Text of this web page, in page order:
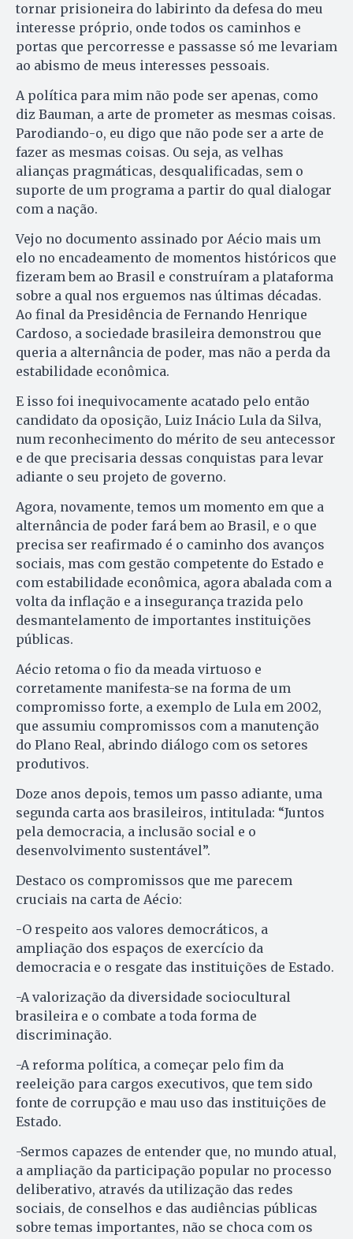
tornar prisioneira do labirinto da defesa do meu
interesse próprio, onde todos os caminhos e
portas que percorresse e passasse só me levariam
ao abismo de meus interesses pessoais.
A política para mim não pode ser apenas, como
diz Bauman, a arte de prometer as mesmas coisas.
Parodiando-o, eu digo que não pode ser a arte de
fazer as mesmas coisas. Ou seja, as velhas
alianças pragmáticas, desqualificadas, sem o
suporte de um programa a partir do qual dialogar
com a nação.
Vejo no documento assinado por Aécio mais um
elo no encadeamento de momentos históricos que
fizeram bem ao Brasil e construíram a plataforma
sobre a qual nos erguemos nas últimas décadas.
Ao final da Presidência de Fernando Henrique
Cardoso, a sociedade brasileira demonstrou que
queria a alternância de poder, mas não a perda da
estabilidade econômica.
E isso foi inequivocamente acatado pelo então
candidato da oposição, Luiz Inácio Lula da Silva,
num reconhecimento do mérito de seu antecessor
e de que precisaria dessas conquistas para levar
adiante o seu projeto de governo.
Agora, novamente, temos um momento em que a
alternância de poder fará bem ao Brasil, e o que
precisa ser reafirmado é o caminho dos avanços
sociais, mas com gestão competente do Estado e
com estabilidade econômica, agora abalada com a
volta da inflação e a insegurança trazida pelo
desmantelamento de importantes instituições
públicas.
Aécio retoma o fio da meada virtuoso e
corretamente manifesta-se na forma de um
compromisso forte, a exemplo de Lula em 2002,
que assumiu compromissos com a manutenção
do Plano Real, abrindo diálogo com os setores
produtivos.
Doze anos depois, temos um passo adiante, uma
segunda carta aos brasileiros, intitulada: “Juntos
pela democracia, a inclusão social e o
desenvolvimento sustentável”.
Destaco os compromissos que me parecem
cruciais na carta de Aécio:
-O respeito aos valores democráticos, a
ampliação dos espaços de exercício da
democracia e o resgate das instituições de Estado.
-A valorização da diversidade sociocultural
brasileira e o combate a toda forma de
discriminação.
-A reforma política, a começar pelo fim da
reeleição para cargos executivos, que tem sido
fonte de corrupção e mau uso das instituições de
Estado.
-Sermos capazes de entender que, no mundo atual,
a ampliação da participação popular no processo
deliberativo, através da utilização das redes
sociais, de conselhos e das audiências públicas
sobre temas importantes, não se choca com os